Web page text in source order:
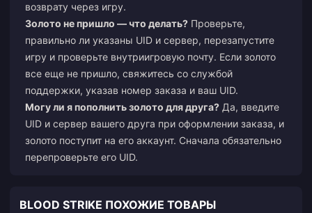
возврату через игру.
Золото не пришло — что делать? Проверьте,
правильно ли указаны UID и сервер, перезапустите
игру и проверьте внутриигровую почту. Если золото
все еще не пришло, свяжитесь со службой
поддержки, указав номер заказа и ваш UID.
Могу ли я пополнить золото для друга? Да, введите
UID и сервер вашего друга при оформлении заказа, и
золото поступит на его аккаунт. Сначала обязательно
перепроверьте его UID.
BLOOD STRIKE ПОХОЖИЕ ТОВАРЫ